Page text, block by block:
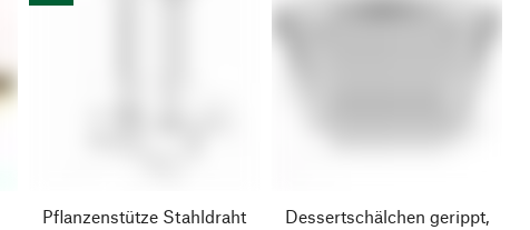
Pflanzenstütze Stahldraht
Dessertschälchen gerippt,